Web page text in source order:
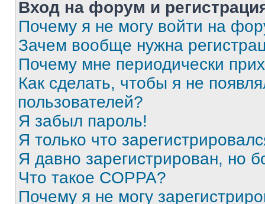
Вход на форум и
Почему я не могу войти на
Зачем вообще нужна
Почему мне периодически
Как сделать, чтобы я не
пользователей?
Я забыл пароль!
Я только что
Я давно зарегистрирован, но
Что такое COPPA?
Почему я не могу